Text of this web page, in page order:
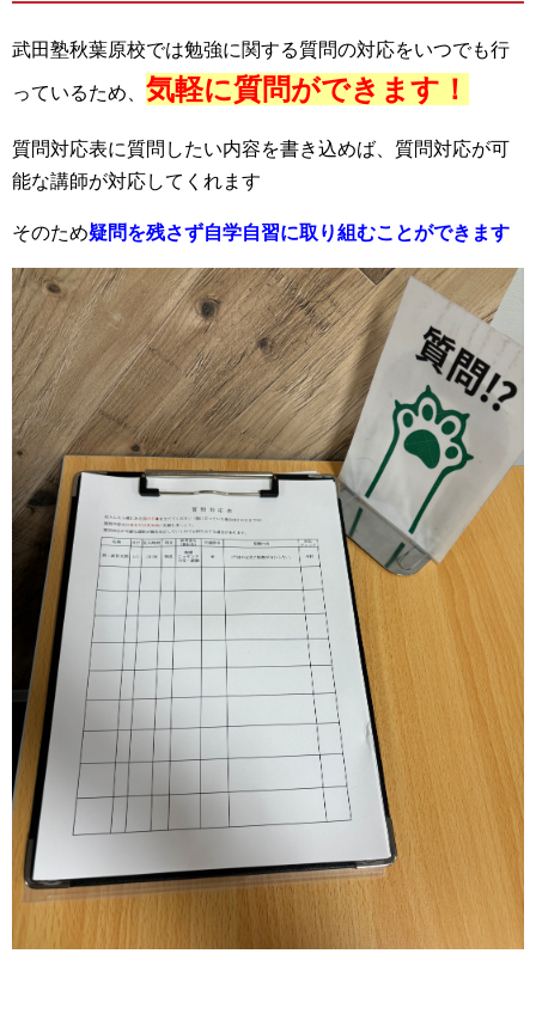
武田塾秋葉原校では勉強に関する質問の対応をいつでも行
っているため、 気軽に質問ができます！
質問対応表に質問したい内容を書き込めば、質問対応が可
能な講師が対応してくれます
そのため疑問を残さず自学自習に取り組むことができます